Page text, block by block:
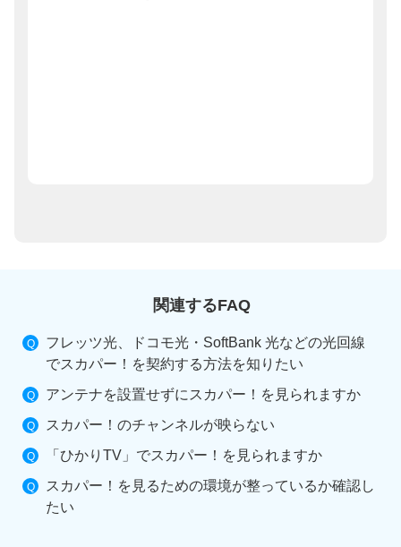
関連するFAQ
フレッツ光、ドコモ光・SoftBank 光などの光回線
でスカパー！を契約する方法を知りたい
アンテナを設置せずにスカパー！を見られますか
スカパー！のチャンネルが映らない
「ひかりTV」でスカパー！を見られますか
スカパー！を見るための環境が整っているか確認し
たい